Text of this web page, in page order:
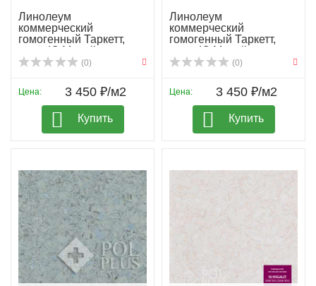
Линолеум
коммерческий
гомогенный Таркетт,
колл. IQ Megali...
(0)
Цена: 3 450 ₽/м2
Купить
Линолеум
коммерческий
гомогенный Таркетт,
колл. IQ Megali...
(0)
Цена: 3 450 ₽/м2
Купить